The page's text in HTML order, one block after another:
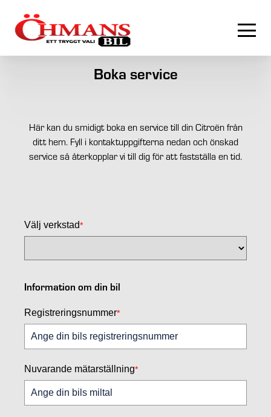
Boka service
Här kan du smidigt boka en service till din Citroën från
ditt hem. Fyll i kontaktuppgifterna nedan och önskad
service så återkopplar vi till dig för att fastställa en tid.
Välj verkstad*
Information om din bil
Registreringsnummer*
Nuvarande mätarställning*